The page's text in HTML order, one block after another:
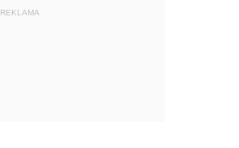
REKLAMA